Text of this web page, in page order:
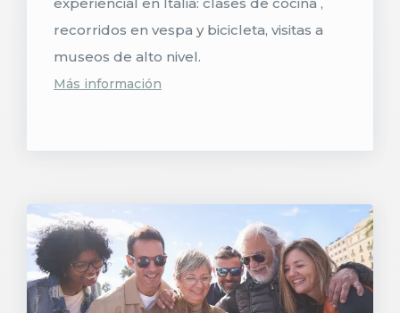
experiencial en Italia: clases de cocina ,
recorridos en vespa y bicicleta, visitas a
museos de alto nivel.
Más información